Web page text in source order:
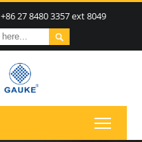
+86 27 8480 3357 ext 8049
